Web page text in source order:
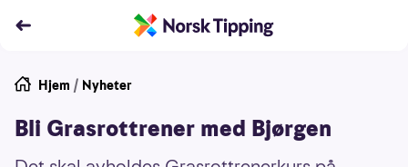
Hjem / Nyheter
Bli Grasrottrener med Bjørgen